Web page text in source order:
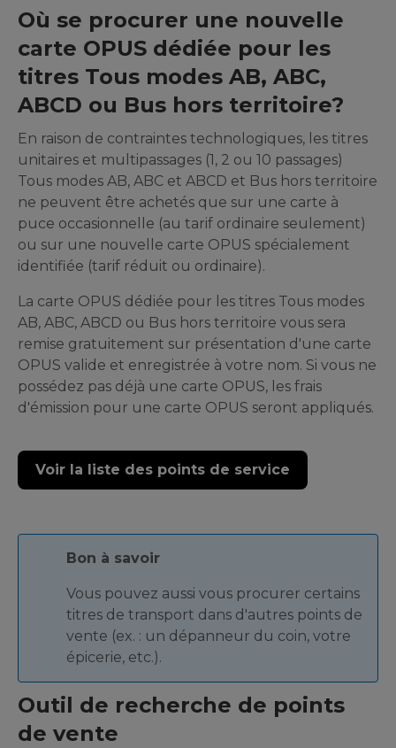
Où se procurer une nouvelle
carte OPUS dédiée pour les
titres Tous modes AB, ABC,
ABCD ou Bus hors territoire?
En raison de contraintes technologiques, les titres
unitaires et multipassages (1, 2 ou 10 passages)
Tous modes AB, ABC et ABCD et Bus hors territoire
ne peuvent être achetés que sur une carte à
puce occasionnelle (au tarif ordinaire seulement)
ou sur une nouvelle carte OPUS spécialement
identifiée (tarif réduit ou ordinaire).
La carte OPUS dédiée pour les titres Tous modes
AB, ABC, ABCD ou Bus hors territoire vous sera
remise gratuitement sur présentation d'une carte
OPUS valide et enregistrée à votre nom. Si vous ne
possédez pas déjà une carte OPUS, les frais
d'émission pour une carte OPUS seront appliqués.
Voir la liste des points de service
Bon à savoir
Vous pouvez aussi vous procurer certains
titres de transport dans d'autres points de
vente (ex. : un dépanneur du coin, votre
épicerie, etc.).
Outil de recherche de points
de vente